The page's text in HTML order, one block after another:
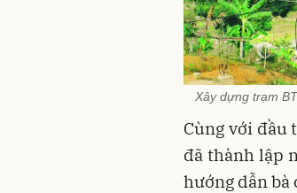
Xây dựng trạm
Cùng với đầu
đã thành lập
hướng dẫn bà